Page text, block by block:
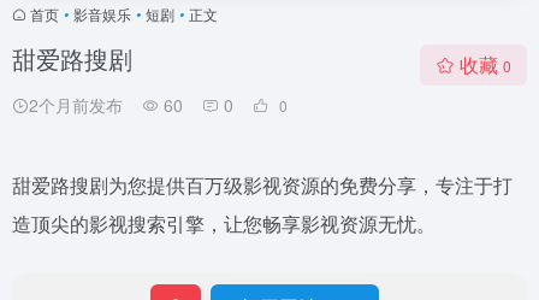
首页 • 影音娱乐 • 短剧 • 正文
甜爱路搜剧
2个月前发布 60 0 0
收藏 0
甜爱路搜剧为您提供百万级影视资源的免费分享，专注于打
造顶尖的影视搜索引擎，让您畅享影视资源无忧。